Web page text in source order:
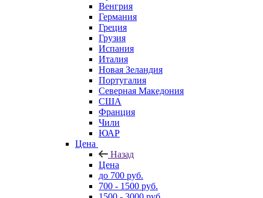
Венгрия
Германия
Греция
Грузия
Испания
Италия
Новая Зеландия
Португалия
Северная Македония
США
Франция
Чили
ЮАР
Цена
Назад
Цена
до 700 руб.
700 - 1500 руб.